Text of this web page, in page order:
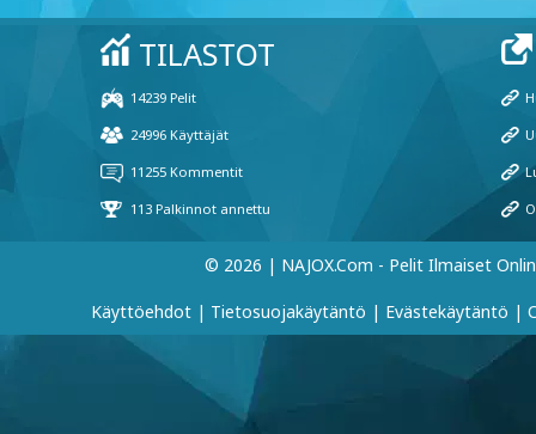
© 2026 | NAJOX.com - Pelit Ilmaiset
Käyttöehdot | Tietosuojakäytäntö | Evästekäytäntö |